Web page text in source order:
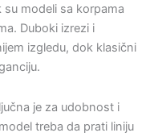
modeli sa korpama
Duboki izrezi i
izgledu, dok klasični
je za udobnost i
treba da prati liniju